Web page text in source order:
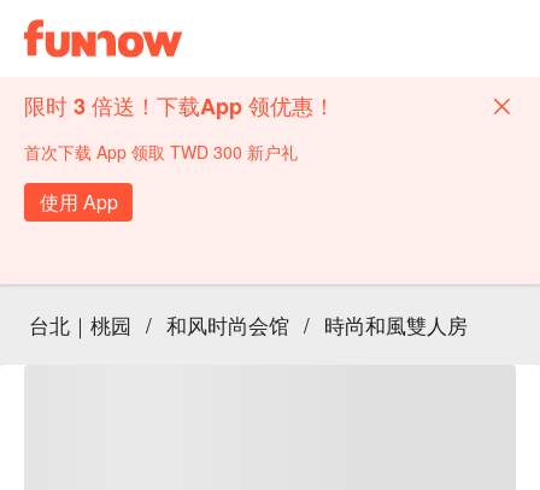
限时 3 倍送！下载App 领优惠！
首次下载 App 领取 TWD 300 新户礼
使用 App
台北｜桃园 / 和风时尚会馆 / 時尚和風雙人房